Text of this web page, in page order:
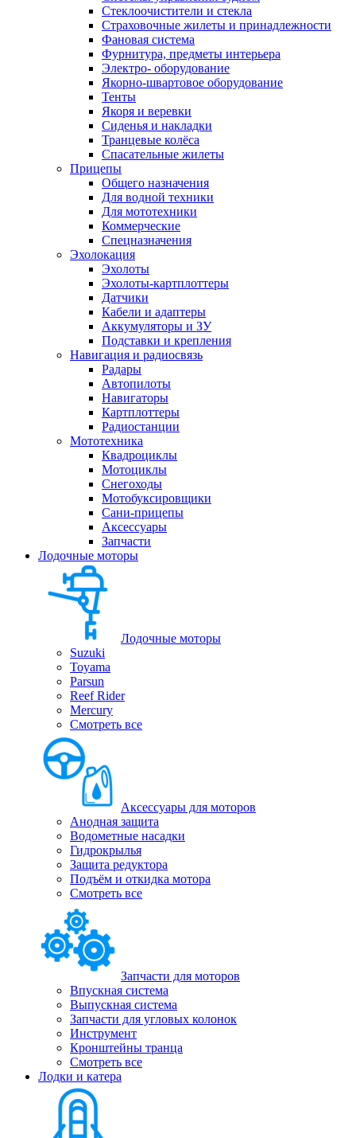
Стеклоочистители и стекла
Страховочные жилеты и принадлежности
Фановая система
Фурнитура, предметы интерьера
Электро- оборудование
Якорно-швартовое оборудование
Тенты
Якоря и веревки
Сиденья и накладки
Транцевые колёса
Спасательные жилеты
Прицепы
Общего назначения
Для водной техники
Для мототехники
Коммерческие
Спецназначения
Эхолокация
Эхолоты
Эхолоты-картплоттеры
Датчики
Кабели и адаптеры
Аккумуляторы и ЗУ
Подставки и крепления
Навигация и радиосвязь
Радары
Автопилоты
Навигаторы
Картплоттеры
Радиостанции
Мототехника
Квадроциклы
Мотоциклы
Снегоходы
Мотобуксировщики
Сани-прицепы
Аксессуары
Запчасти
Лодочные моторы
Лодочные моторы
Suzuki
Toyama
Parsun
Reef Rider
Mercury
Смотреть все
Аксессуары для моторов
Анодная защита
Водометные насадки
Гидрокрылья
Защита редуктора
Подъём и откидка мотора
Смотреть все
Запчасти для моторов
Впускная система
Выпускная система
Запчасти для угловых колонок
Инструмент
Кронштейны транца
Смотреть все
Лодки и катера